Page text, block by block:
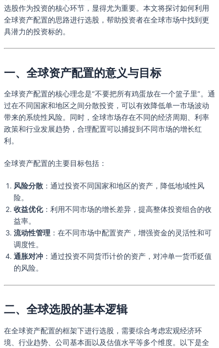
选股作为投资的核心环节，显得尤为重要。本文将探讨如何利用
全球资产配置的思路进行选股，帮助投资者在全球市场中找到更
具潜力的投资标的。
一、全球资产配置的意义与目标
全球资产配置的核心理念是“不要把所有鸡蛋放在一个篮子里”。通
过在不同国家和地区之间分散投资，可以有效降低单一市场波动
带来的系统性风险。同时，全球市场存在不同的经济周期、利率
政策和行业发展趋势，合理配置可以捕捉到不同市场的增长红
利。
全球资产配置的主要目标包括：
风险分散 ：通过投资不同国家和地区的资产，降低地域性风
险。
收益优化：利用不同市场的增长差异，提高整体投资组合的收
益率。
流动性管理 ：在不同市场中配置资产，增强资金的灵活性和可
调度性。
通胀对冲 ：通过投资不同货币计价的资产，对冲单一货币贬值
的风险。
二、全球选股的基本逻辑
在全球资产配置的框架下进行选股，需要综合考虑宏观经济环
境、行业趋势、公司基本面以及估值水平等多个维度。以下是全